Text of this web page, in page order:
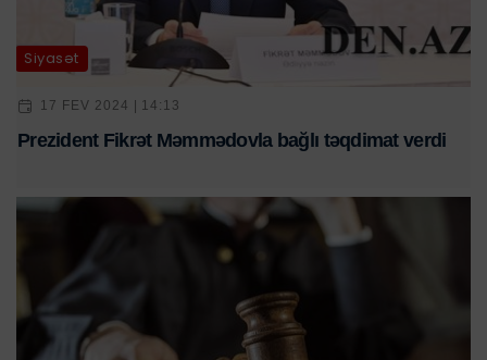
Siyasət
17 FEV 2024 | 14:13
Prezident Fikrət Məmmədovla bağlı təqdimat verdi